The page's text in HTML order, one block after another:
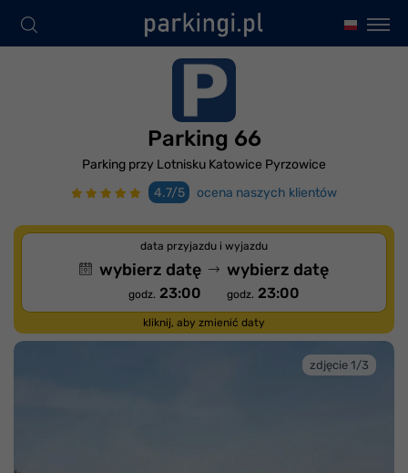
Parking 66
Parking przy Lotnisku Katowice Pyrzowice
4.7/5
ocena naszych klientów
data przyjazdu i wyjazdu
wybierz datę
godz. 23:00
wybierz datę
godz. 23:00
kliknij, aby zmienić daty
zdjęcie 1/3